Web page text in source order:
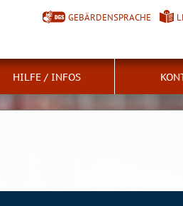
GEBÄRDENSPRACHE
HILFE / INFOS